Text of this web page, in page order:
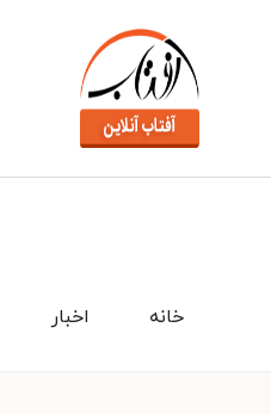
اخبار خانه